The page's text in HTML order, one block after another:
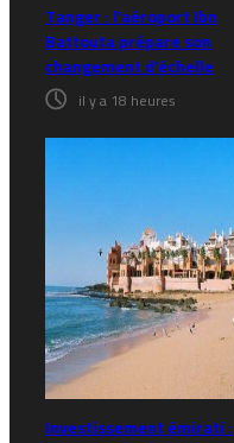
Tanger : l’aéroport Ibn
Battouta prépare son
changement d’échelle
il y a 18 heures
Investissement émirati :